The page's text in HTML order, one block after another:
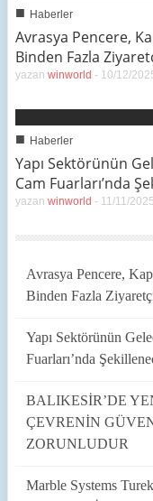
■ Haberler
Avrasya Pencere,
Binden Fazla
yazan winworld - 10/12/
■ Haberler
Yapı Sektörünün
Cam Fuarları’nda
yazan winworld - 11/11/2025
Avrasya Pencere,
Binden Fazla
Yapı Sektörünün
Fuarları’nda
BALIKESİR’DE
ÇEVRENİN
ZORUNLUDUR
Marble Systems